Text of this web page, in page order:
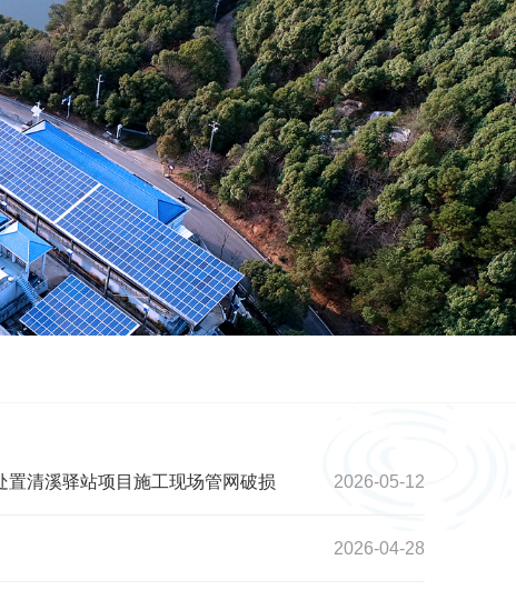
清溪驿站项目施工现场管网破损 2026-05-12
2026-04-28